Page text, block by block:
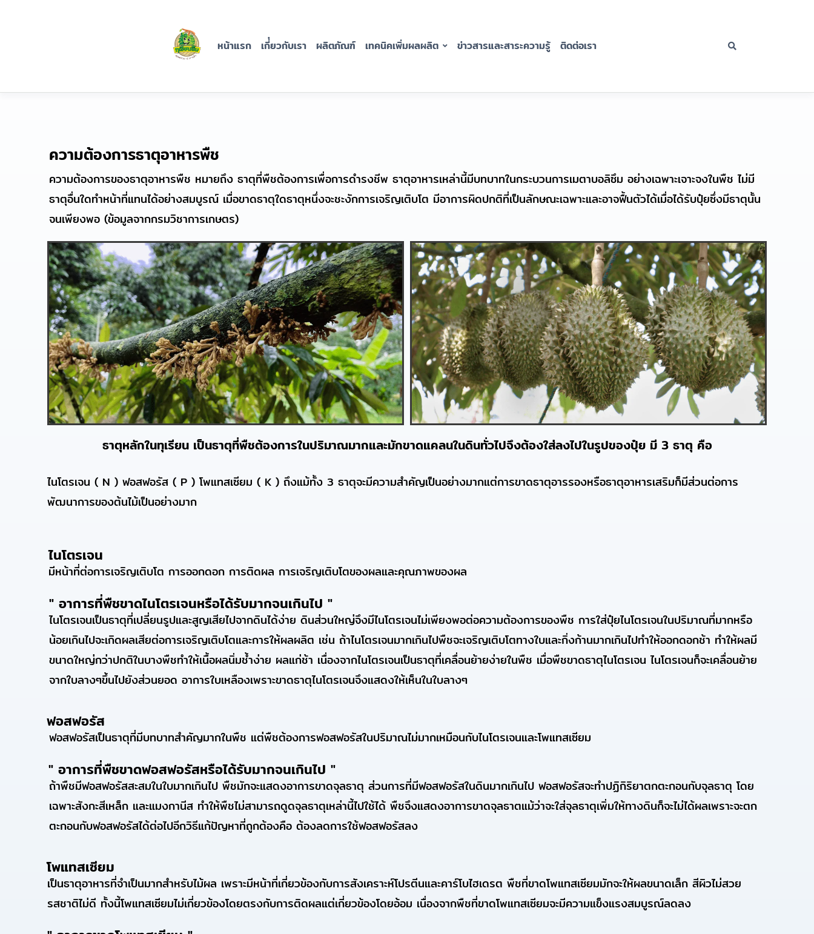
หน้าแรก เกี่่ยวกับเรา ผลิตภัณฑ์ เทคนิคเพิ่มผลผลิต ข่าวสารและสาระความรู้ ติดต่อเรา
ความต้องการธาตุอาหารพืช
ความต้องการของธาตุอาหารพืช หมายถึง ธาตุที่พืชต้องการเพื่อการดำรงชีพ ธาตุอาหารเหล่านี้มีบทบาทในกระบวนการเมตาบอลิซึม อย่างเฉพาะเจาะจงในพืช ไม่มี
ธาตุอื่นใดทำหน้าที่แทนได้อย่างสมบูรณ์ เมื่อขาดธาตุใดธาตุหนึ่งจะชะงักการเจริญเติบโต มีอาการผิดปกติที่เป็นลักษณะเฉพาะและอาจฟื้นตัวได้เมื่อได้รับปุ๋ยซึ่งมีธาตุนั้น
จนเพียงพอ (ข้อมูลจากกรมวิชาการเกษตร)
ธาตุหลักในทุเรียน เป็นธาตุที่พืชต้องการในปริมาณมากและมักขาดแคลนในดินทั่วไปจึงต้องใส่ลงไปในรูปของปุ๋ย มี 3 ธาตุ คือ
ไนโตรเจน ( N ) ฟอสฟอรัส ( P ) โพแทสเซียม ( K ) ถึงแม้ทั้ง 3 ธาตุจะมีความสำคัญเป็นอย่างมากแต่การขาดธาตุอารรองหรือธาตุอาหารเสริมก็มีส่วนต่อการ
พัฒนาการของต้นไม้เป็นอย่างมาก
ไนโตรเจน
มีหน้าที่ต่อการเจริญเติบโต การออกดอก การติดผล การเจริญเติบโตของผลและคุณภาพของผล
" อาการที่พืชขาดไนโตรเจนหรือได้รับมากจนเกินไป "
ไนโตรเจนเป็นธาตุที่เปลี่ยนรูปและสูญเสียไปจากดินได้ง่าย ดินส่วนใหญ่จึงมีไนโตรเจนไม่เพียงพอต่อความต้องการของพืช การใส่ปุ๋ยไนโตรเจนในปริมาณที่มากหรือ
น้อยเกินไปจะเกิดผลเสียต่อการเจริญเติบโตและการให้ผลผลิต เช่น ถ้าไนโตรเจนมากเกินไปพืชจะเจริญเติบโตทางใบและกิ่งก้านมากเกินไปทำให้ออกดอกช้า ทำให้ผลมี
ขนาดใหญ่กว่าปกติในบางพืชทำให้เนื้อผลนิ่มช้ำง่าย ผลแก่ช้า เนื่องจากไนโตรเจนเป็นธาตุที่เคลื่อนย้ายง่ายในพืช เมื่อพืชขาดธาตุไนโตรเจน ไนโตรเจนก็จะเคลื่อนย้าย
จากใบลางๆขึ้นไปยังส่วนยอด อาการใบเหลืองเพราะขาดธาตุไนโตรเจนจึงแสดงให้เห็นในใบลางๆ
ฟอสฟอรัส
ฟอสฟอรัสเป็นธาตุที่มีบทบาทสำคัญมากในพืช แต่พืชต้องการฟอสฟอรัสในปริมาณไม่มากเหมือนกับไนโตรเจนและโพแทสเซียม
" อาการที่พืชขาดฟอสฟอรัสหรือได้รับมากจนเกินไป "
ถ้าพืชมีฟอสฟอรัสสะสมในใบมากเกินไป พืชมักจะแสดงอาการขาดจุลธาตุ ส่วนการที่มีฟอสฟอรัสในดินมากเกินไป ฟอสฟอรัสจะทำปฏิกิริยาตกตะกอนกับจุลธาตุ โดย
เฉพาะสังกะสีเหล็ก และแมงกานีส ทำให้พืชไม่สามารถดูดจุลธาตุเหล่านี้ไปใช้ได้ พืชจึงแสดงอาการขาดจุลธาตแม้ว่าจะใส่จุลธาตุเพิ่มให้ทางดินก็จะไม่ได้ผลเพราะจะตก
ตะกอนกับฟอสฟอรัสได้ต่อไปอีกวิธีแก้ปัญหาที่ถูกต้องคือ ต้องลดการใช้ฟอสฟอรัสลง
โพแทสเซียม
เป็นธาตุอาหารที่จำเป็นมากสำหรับไม้ผล เพราะมีหน้าที่เกี่ยวข้องกับการสังเคราะห์โปรตีนและคาร์โบไฮเดรต พืชที่ขาดโพแทสเซียมมักจะให้ผลขนาดเล็ก สีผิวไม่สวย
รสชาติไม่ดี ทั้งนี้โพแทสเซียมไม่เกี่ยวข้องโดยตรงกับการติดผลแต่เกี่ยวข้องโดยอ้อม เนื่องจากพืชที่ขาดโพแทสเซียมจะมีความแข็งแรงสมบูรณ์ลดลง